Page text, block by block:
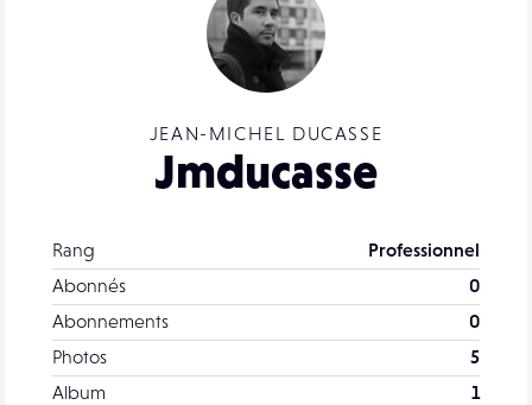
JEAN-MICHEL DUCASSE
Jmducasse
Rang
Professionnel
Abonnés
0
Abonnements
0
Photos
5
Album
1